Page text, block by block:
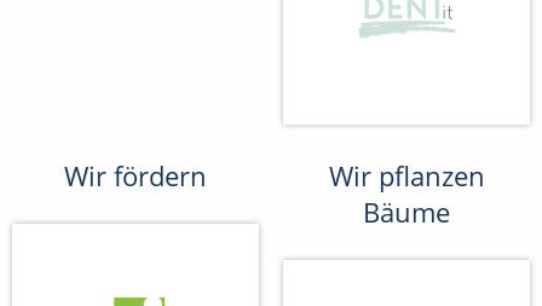
Wir fördern
Wir pflanzen
Bäume